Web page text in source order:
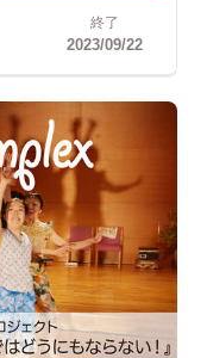
終了
2023/09/22